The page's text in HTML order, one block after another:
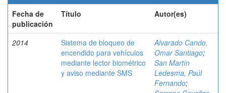
Fecha de
publicación
Título Autor(es)
2014
Sistema de bloqueo de
encendido para vehículos
mediante lector biométrico
y aviso mediante SMS
Alvarado Cando,
Omar Santiago;
San Martín
Ledesma, Paúl
Fernando;